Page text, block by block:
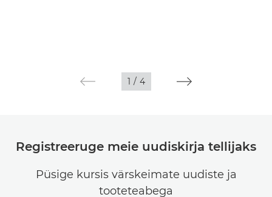
1 / 4
Registreeruge meie uudiskirja tellijaks
Püsige kursis värskeimate uudiste ja
tooteteabega